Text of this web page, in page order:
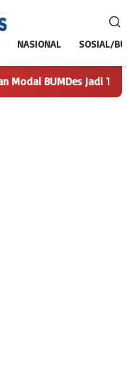
NASIONAL SOSIAL/
BUMDes Jadi Tanda